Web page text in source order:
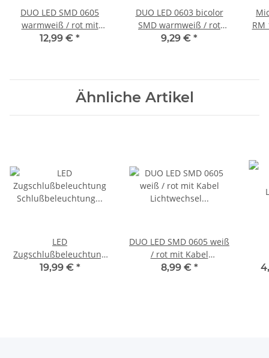
DUO LED SMD 0605
warmweiß / rot mit
Kabel Lichtwechsel
12,99 € *
DUO LED 0603 bicolor
SMD warmweiß / rot
Lichtwechsel Loks
9,29 € *
RM
Ähnliche Artikel
LED
Zugschlußbeleuchtung
Schlußbeleuchtung SMD
19,99 € *
DUO LED SMD 0605 weiß
/ rot mit Kabel
Lichtwechsel Loks LEDs 5
8,99 € *